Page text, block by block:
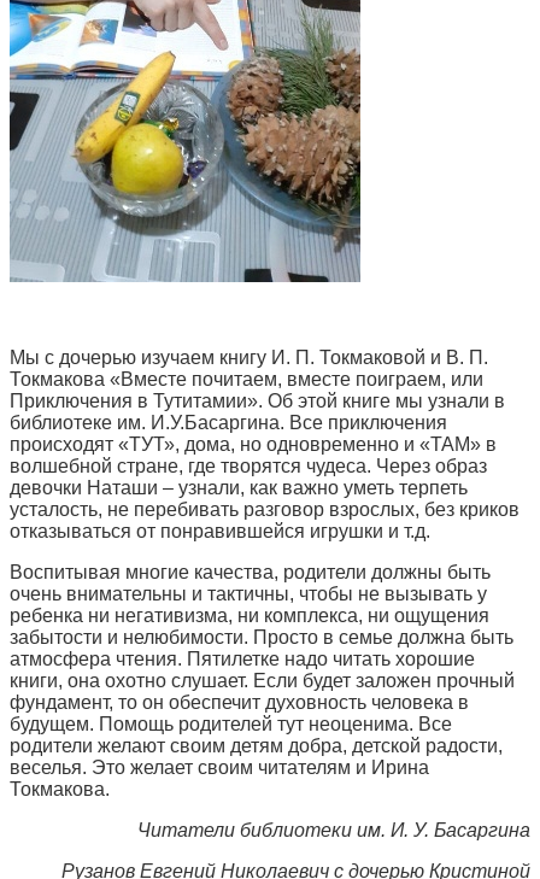
Мы с дочерью изучаем книгу И. П. Токмаковой и В. П.
Токмакова «Вместе почитаем, вместе поиграем, или
Приключения в Тутитамии». Об этой книге мы узнали в
библиотеке им. И.У.Басаргина. Все приключения
происходят «ТУТ», дома, но одновременно и «ТАМ» в
волшебной стране, где творятся чудеса. Через образ
девочки Наташи – узнали, как важно уметь терпеть
усталость, не перебивать разговор взрослых, без криков
отказываться от понравившейся игрушки и т.д.
Воспитывая многие качества, родители должны быть
очень внимательны и тактичны, чтобы не вызывать у
ребенка ни негативизма, ни комплекса, ни ощущения
забытости и нелюбимости. Просто в семье должна быть
атмосфера чтения. Пятилетке надо читать хорошие
книги, она охотно слушает. Если будет заложен прочный
фундамент, то он обеспечит духовность человека в
будущем. Помощь родителей тут неоценима. Все
родители желают своим детям добра, детской радости,
веселья. Это желает своим читателям и Ирина
Токмакова.
Читатели библиотеки им. И. У. Басаргина
Рузанов Евгений Николаевич с дочерью Кристиной